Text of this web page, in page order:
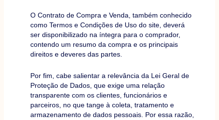
O Contrato de Compra e Venda, também conhecido
como Termos e Condições de Uso do site, deverá
ser disponibilizado na íntegra para o comprador,
contendo um resumo da compra e os principais
direitos e deveres das partes.
Por fim, cabe salientar a relevância da Lei Geral de
Proteção de Dados, que exige uma relação
transparente com os clientes, funcionários e
parceiros, no que tange à coleta, tratamento e
armazenamento de dados pessoais. Por essa razão,